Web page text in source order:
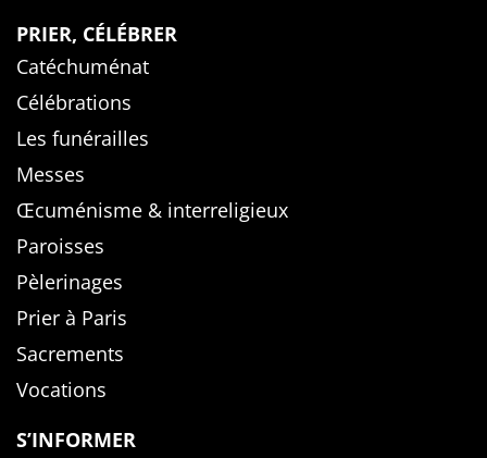
PRIER, CÉLÉBRER
Catéchuménat
Célébrations
Les funérailles
Messes
Œcuménisme & interreligieux
Paroisses
Pèlerinages
Prier à Paris
Sacrements
Vocations
S’INFORMER